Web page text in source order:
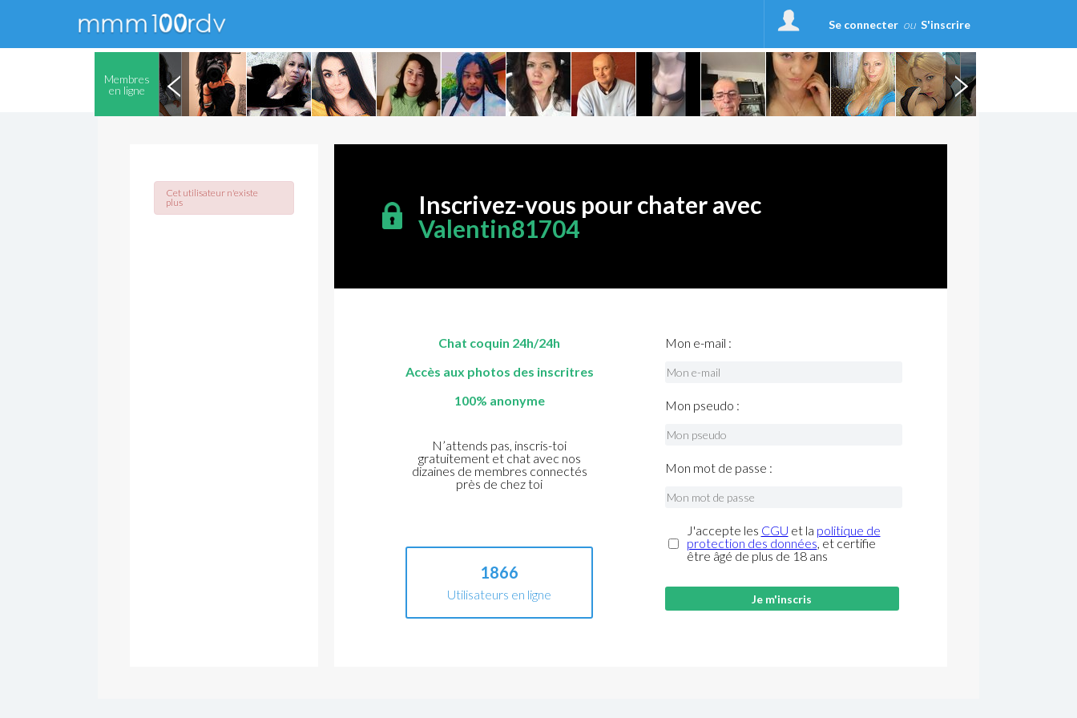
Se connecter ou S'inscrire
Membres
en ligne
Cet utilisateur n'existe
plus
Inscrivez-vous pour chater avec
Valentin81704
Chat coquin 24h/24h
Accès aux photos des inscritres
100% anonyme
N’attends pas, inscris-toi
gratuitement et chat avec nos
dizaines de membres connectés
près de chez toi
1866
Utilisateurs en ligne
Mon e-mail :
Mon pseudo :
Mon mot de passe :
J'accepte les CGU et la politique de
protection des données, et certifie
être âgé de plus de 18 ans